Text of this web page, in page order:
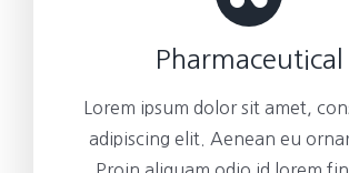
Pharmaceutical
Lorem ipsum dolor sit amet,
adipiscing elit. Aenean eu
Proin aliquam odio id lorem